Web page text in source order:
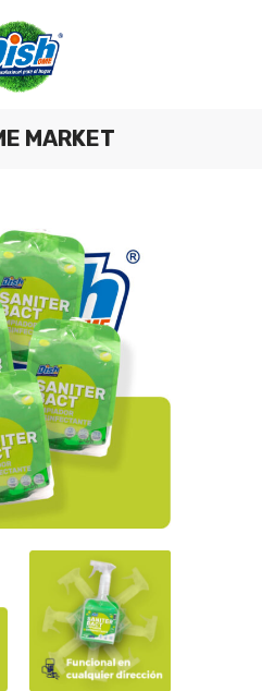
MARKET